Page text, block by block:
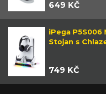
649 KČ
iPega P5S006
Stojan s
749 KČ